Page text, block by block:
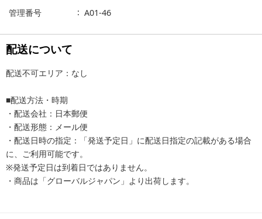
管理番号
A01-46
配送について
配送不可エリア：なし
■配送方法・時期
・配送会社：日本郵便
・配送形態：メール便
・配送日時の指定：「発送予定日」に配送日指定の記載がある場合
に、ご利用可能です。
※発送予定日は到着日ではありません。
・商品は「グローバルジャパン」より出荷します。